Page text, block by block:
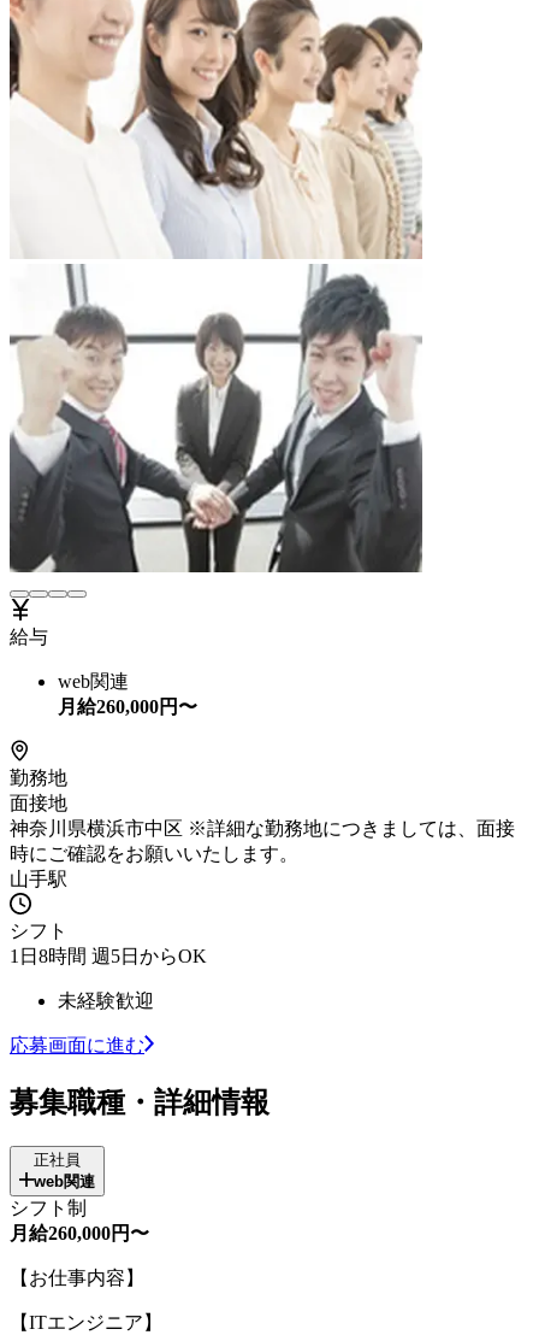
給与
web関連
月給260,000円〜
勤務地
面接地
神奈川県横浜市中区 ※詳細な勤務地につきましては、面接
時にご確認をお願いいたします。
山手駅
シフト
1日8時間 週5日からOK
未経験歓迎
応募画面に進む
募集職種・詳細情報
正社員
web関連
シフト制
月給260,000円〜
【お仕事内容】
【ITエンジニア】